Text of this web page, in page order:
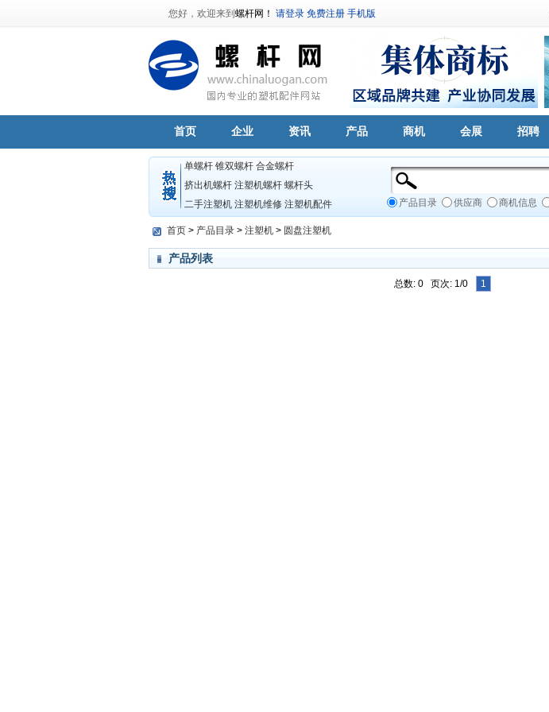
您好，欢迎来到 螺杆网！ 请登录 免费注册 手机版
首页 企业 资讯 产品 商机 会展 招聘
单螺杆 锥双螺杆 合金螺杆
挤出机螺杆 注塑机螺杆 螺杆头
二手注塑机 注塑机维修 注塑机配件 产品目录 供应商 商机信息
首页 > 产品目录 > 注塑机 > 圆盘注塑机
产品列表
总数: 0 页次: 1/0 1